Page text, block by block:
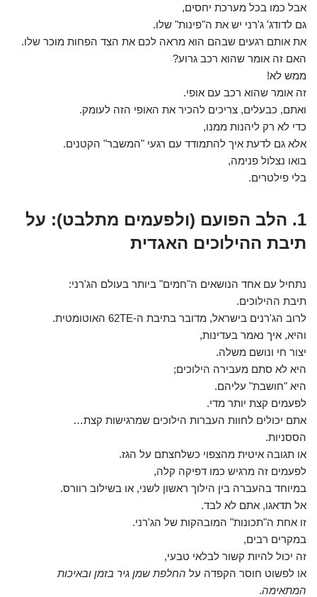
אבל כמו בכל מערכת יחסים,
גם לדודג' ג'רני יש את ה"פינות" שלו.
את אותם רגעים שבהם הוא מראה לכם את הצד הפחות מוכר שלו.
האם זה אומר שהוא רכב גרוע?
ממש לא!
זה אומר שהוא רכב עם אופי.
ואתם, כבעלים, צריכים להכיר את האופי הזה לעומק.
כדי לא רק ליהנות ממנו,
אלא גם לדעת איך להתמודד עם רגעי "המשבר" הקטנים.
בואו נצלול פנימה,
בלי פילטרים.
1. הלב הפועם (ולפעמים מתלבט): על
תיבת ההילוכים האגדית
נתחיל עם אחד הנושאים ה"חמים" ביותר בעולם הג'רני:
תיבת ההילוכים.
לרוב הג'רנים בישראל, מדובר בתיבת ה-62TE האוטומטית.
והיא, איך נאמר בעדינות,
יצור חי ונושם משלה.
היא לא סתם מעבירה הילוכים;
היא "חושבת" עליהם.
לפעמים קצת יותר מדי.
אתם יכולים לחוות העברות הילוכים שמרגישות קצת…
הססניות.
או תגובה איטית מהצפוי כשלחצתם על הגז.
לפעמים זה מרגיש כמו דפיקה קלה,
במיוחד בהעברה בין הילוך ראשון לשני, או בשילוב רוורס.
אל תדאגו, אתם לא לבד.
זו אחת ה"תכונות" המובהקות של הג'רני.
במקרים רבים,
זה יכול להיות קשור לבלאי טבעי,
או לפשוט חוסר הקפדה על החלפת שמן גיר בזמן ובאיכות
המתאימה.